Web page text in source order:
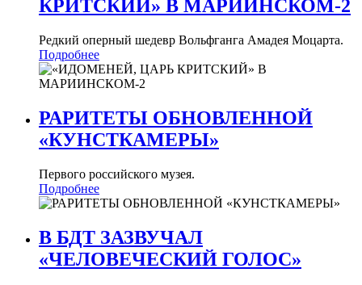
КРИТСКИЙ» В МАРИИНСКОМ-2
Редкий оперный шедевр Вольфганга Амадея Моцарта.
Подробнее
РАРИТЕТЫ ОБНОВЛЕННОЙ
«КУНСТКАМЕРЫ»
Первого российского музея.
Подробнее
В БДТ ЗАЗВУЧАЛ
«ЧЕЛОВЕЧЕСКИЙ ГОЛОС»